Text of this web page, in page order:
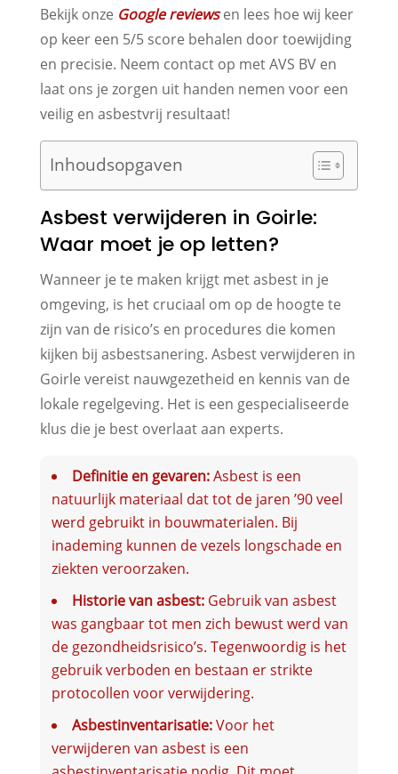
Bekijk onze Google reviewsen lees hoe wij keer
op keer een 5/5 score behalen door toewijding
en precisie. Neem contact op met AVS BV en
laat ons je zorgen uit handen nemen voor een
veilig en asbestvrij resultaat!
Inhoudsopgaven
Asbest verwijderen in Goirle:
Waar moet je op letten?
Wanneer je te maken krijgt met asbest in je
omgeving, is het cruciaal om op de hoogte te
zijn van de risico’s en procedures die komen
kijken bij asbestsanering. Asbest verwijderen in
Goirle vereist nauwgezetheid en kennis van de
lokale regelgeving. Het is een gespecialiseerde
klus die je best overlaat aan experts.
Definitie en gevaren:Asbest is een
natuurlijk materiaal dat tot de jaren ’90 veel
werd gebruikt in bouwmaterialen. Bij
inademing kunnen de vezels longschade en
ziekten veroorzaken.
Historie van asbest:Gebruik van asbest
was gangbaar tot men zich bewust werd van
de gezondheidsrisico’s. Tegenwoordig is het
gebruik verboden en bestaan er strikte
protocollen voor verwijdering.
Asbestinventarisatie:Voor het
verwijderen van asbest is een